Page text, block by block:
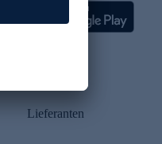
Lieferanten